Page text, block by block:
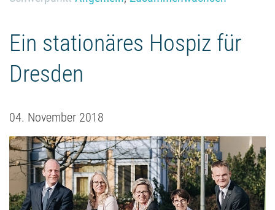
Ein stationäres Hospiz für
Dresden
04. November 2018